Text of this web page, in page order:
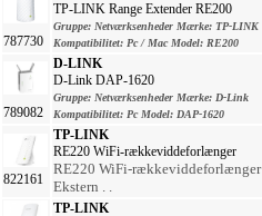
787730
TP-LINK Range Extender RE200
Gruppe: Netværksenheder Mærke: TP-LINK
Kompatibilitet: Pc / Mac Model: RE200
789082
D-LINK
D-Link DAP-1620
Gruppe: Netværksenheder Mærke: D-Link
Kompatibilitet: Pc Model: DAP-1620
822161
TP-LINK
RE220 WiFi-rækkeviddeforlænger
RE220 WiFi-rækkeviddeforlænger
Ekstern . .
TP-LINK